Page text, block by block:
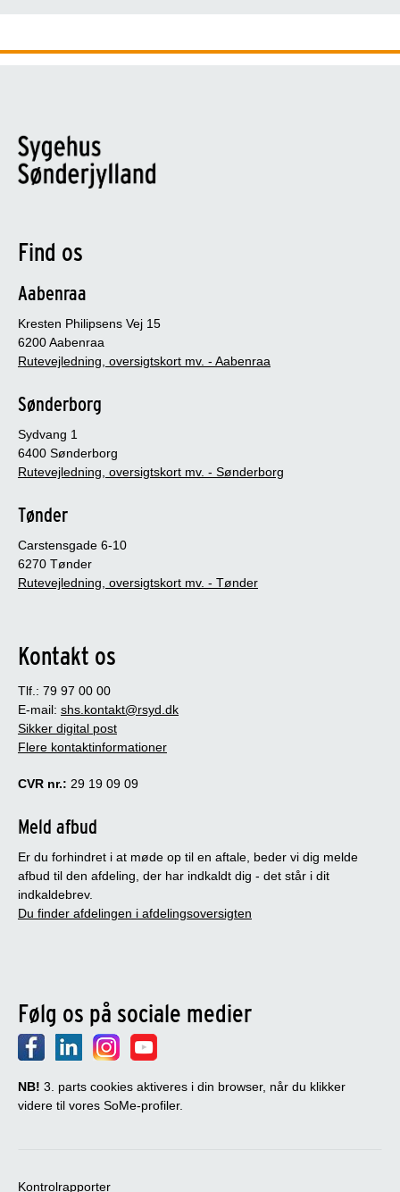
Find os
Aabenraa
Kresten Philipsens Vej 15
6200 Aabenraa
Rutevejledning, oversigtskort mv. - Aabenraa
Sønderborg
Sydvang 1
6400 Sønderborg
Rutevejledning, oversigtskort mv. - Sønderborg
Tønder
Carstensgade 6-10
6270 Tønder
Rutevejledning, oversigtskort mv. - Tønder
Kontakt os
Tlf.: 79 97 00 00
E-mail: shs.kontakt@rsyd.dk
Sikker digital post
Flere kontaktinformationer
CVR nr.: 29 19 09 09
Meld afbud
Er du forhindret i at møde op til en aftale, beder vi dig melde
afbud til den afdeling, der har indkaldt dig - det står i dit
indkaldebrev.
Du finder afdelingen i afdelingsoversigten
Følg os på sociale medier
NB! 3. parts cookies aktiveres i din browser, når du klikker
videre til vores SoMe-profiler.
Kontrolrapporter